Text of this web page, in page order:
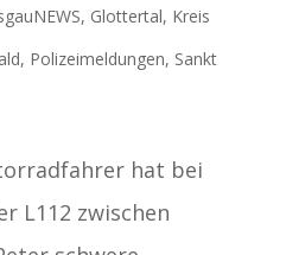
, Glottertal, Kreis
, Polizeimeldungen, Sankt
hat bei
L112 zwischen